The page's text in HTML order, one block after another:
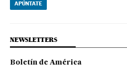
APÚNTATE
NEWSLETTERS
Boletín de América